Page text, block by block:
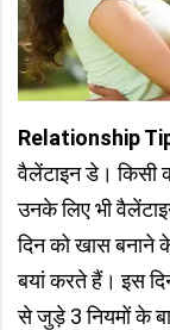
Relationship
वैलेंटाइन डे। किसी
उनके लिए भी
दिन को खास बनाने
बयां करते हैं। इस
से जुड़े 3 नियमों के